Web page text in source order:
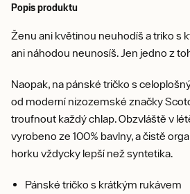
Popis produktu
Ženu ani květinou neuhodíš a triko s
ani náhodou neunosíš. Jen jedno z
Naopak, na pánské tričko s
od moderní nizozemské značky
troufnout každý chlap. Obzvláště v
vyrobeno ze 100% bavlny, a čistě
horku vždycky lepší než syntetika.
Pánské tričko s krátkým rukávem